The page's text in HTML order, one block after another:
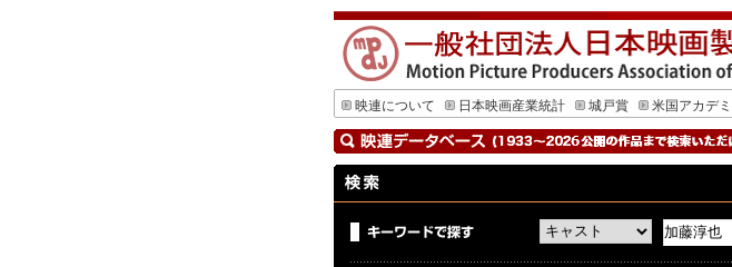
映連について
日本映画産業統計 城戸賞 米国アカデ